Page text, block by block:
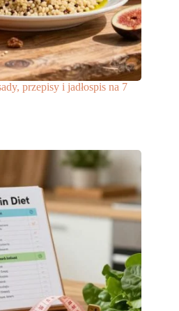
przepisy i jadłospis na 7